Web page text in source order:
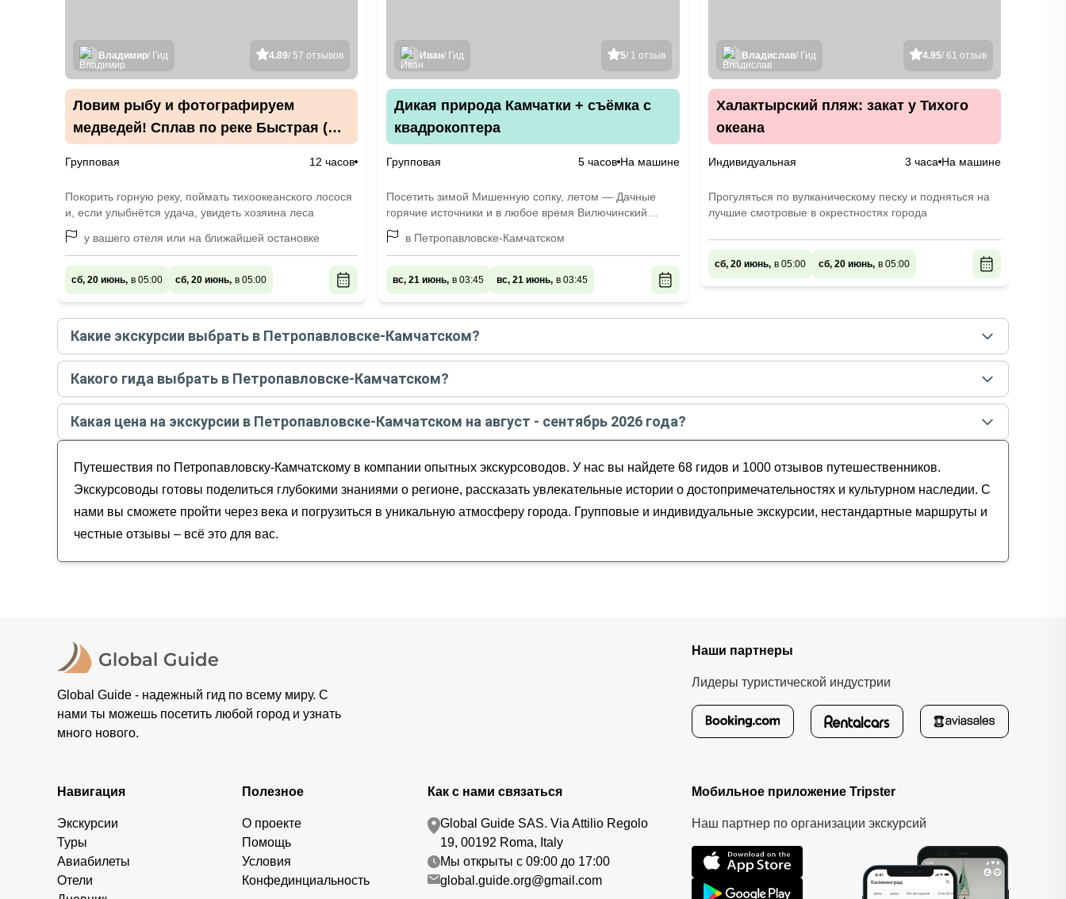
4.89/ 57 отзывов
Владимир/ Гид
Ловим рыбу и фотографируем
медведей! Сплав по реке Быстрая (в
Групповая 12 часов
Покорить горную реку, поймать тихоокеанского лосося
и, если улыбнётся удача, увидеть хозяина леса
у вашего отеля или на ближайшей остановке
сб, 20 июнь, в 05:00 сб, 20 июнь, в 05:00
5/ 1 отзыв
Иван/ Гид
Дикая природа Камчатки + съёмка с
квадрокоптера
Групповая 5 часов На машине
Посетить зимой Мишенную сопку, летом — Дачные
горячие источники и в любое время Вилючинский
перевал
в Петропавловске-Камчатском
вс, 21 июнь, в 03:45 вс, 21 июнь, в 03:45
4.95/ 61 отзыв
Владислав/ Гид
Халактырский пляж: закат у Тихого
океана
Индивидуальная 3 часа На машине
Прогуляться по вулканическому песку и подняться на
лучшие смотровые в окрестностях города
сб, 20 июнь, в 05:00 сб, 20 июнь, в 05:00
Какие экскурсии выбрать в Петропавловске-Камчатском?
Самые популярные экскурсиив Петропавловске-Камчатскомв августе - сентябре 2026года:
Ловим рыбу и фотографируем медведей! Сплав по реке Быстрая (в группе)
Дикая природа Камчатки + съёмка с квадрокоптера
Халактырский пляж: закат у Тихого океана
Сопка Мишенная и термальный комплекс «Зеленовские озерки»
Прогулка на катере за ворота Авачинской бухты
Какого гида выбрать в Петропавловске-Камчатском?
Лучшие гидыв Петропавловске-Камчатскомпо рейтингу и отзывам вавгусте 2026 года:
Владислав
Сергей
Иван
Алексей
Какая цена на экскурсии в Петропавловске-Камчатском на август - сентябрь 2026 года?
Путешествия по Петропавловску-Камчатскому в компании опытных экскурсоводов. У нас вы найдете 68 гидов и 1000 отзывов путешественников.
Экскурсоводы готовы поделиться глубокими знаниями о регионе, рассказать увлекательные истории о достопримечательностях и культурном наследии. С
нами вы сможете пройти через века и погрузиться в уникальную атмосферу города. Групповые и индивидуальные экскурсии, нестандартные маршруты и
честные отзывы – всё это для вас.
Global Guide - надежный гид по всему миру. С
нами ты можешь посетить любой город и узнать
много нового.
Наши партнеры
Лидеры туристической индустрии
Навигация
Экскурсии
Туры
Авиабилеты
Отели
Полезное
О проекте
Помощь
Условия
Конфединциальность
Как с нами связаться
Global Guide SAS. Via Attilio Regolo
19, 00192 Roma, Italy
Мы открыты с 09:00 до 17:00
global.guide.org@gmail.com
Мобильное приложение Tripster
Наш партнер по организации экскурсий